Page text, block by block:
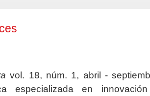
vol. 18, núm. 1, abril -
especializada en